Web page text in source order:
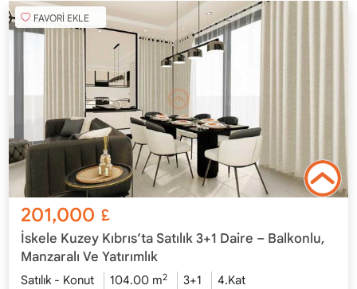
FAVORİ EKLE
201,000 £
İskele Kuzey Kıbrıs’ta Satılık 3+1 Daire – Balkonlu,
Manzaralı Ve Yatırımlık
Satılık - Konut 104.00 m2 3+1
4.Kat